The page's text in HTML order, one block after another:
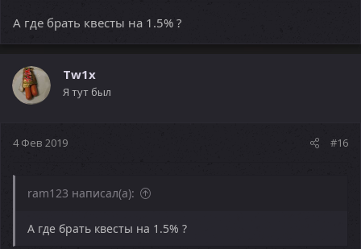
А где брать квесты на 1.5% ?
Tw1x
Я тут был
4 Фев 2019 #16
ram123 написал(а):
А где брать квесты на 1.5% ?